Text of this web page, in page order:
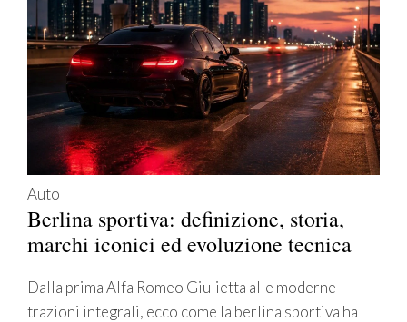
Auto
Berlina sportiva: definizione, storia,
marchi iconici ed evoluzione tecnica
Dalla prima Alfa Romeo Giulietta alle moderne
trazioni integrali, ecco come la berlina sportiva ha